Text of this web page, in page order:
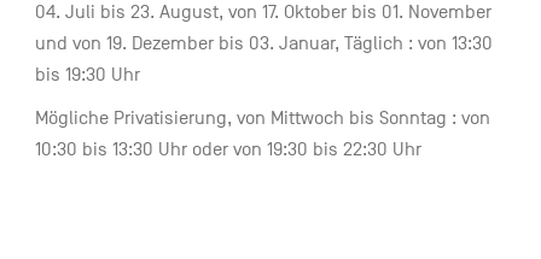
04. Juli bis 23. August, von 17. Oktober bis 01. November
und von 19. Dezember bis 03. Januar, Täglich : von 13:30
bis 19:30 Uhr
Mögliche Privatisierung, von Mittwoch bis Sonntag : von
10:30 bis 13:30 Uhr oder von 19:30 bis 22:30 Uhr